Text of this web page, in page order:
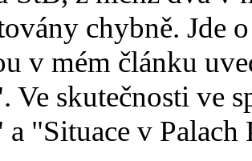
chybně. Jde
v mém článku
Ve skutečnosti ve
a "Situace v Palach